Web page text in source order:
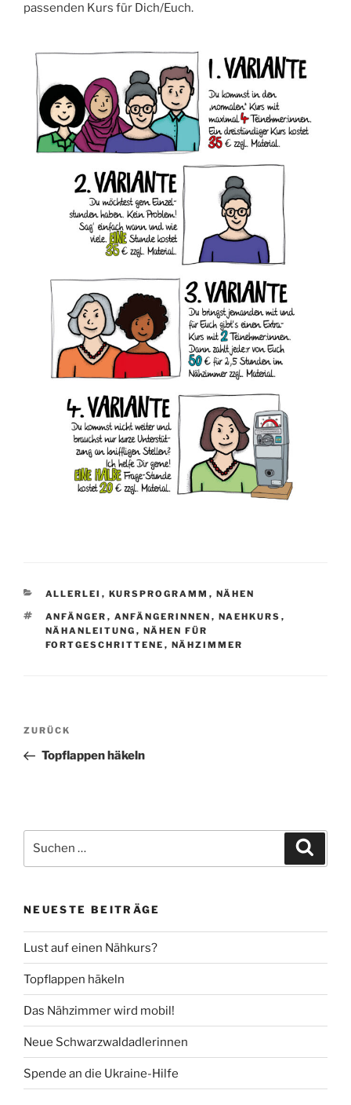
pas­sen­den Kurs für Dich/Euch.
KATEGORIEN
ALLERLEI , KURSPROGRAMM , NÄHEN
SCHLAGWÖRTER
ANFÄNGER , ANFÄNGERINNEN , NAEHKURS ,
NÄHANLEITUNG , NÄHEN FÜR
FORTGESCHRITTENE , NÄHZIMMER
Beitragsnavigation
Vorheriger
Beitrag
ZURÜCK
Topflappen häkeln
nach:
NEUESTE BEITRÄGE
Lust auf einen Nähkurs?
Topflappen häkeln
Das Nähzimmer wird mobil!
Neue Schwarzwaldadlerinnen
Spende an die Ukraine-Hilfe